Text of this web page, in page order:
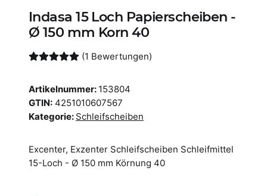
Indasa 15 Loch Papierscheiben -
Ø 150 mm Korn 40
(1 Bewertungen)
Artikelnummer: 153804
GTIN: 4251010607567
Kategorie: Schleifscheiben
Excenter, Exzenter Schleifscheiben Schleifmittel
15-Loch - Ø 150 mm Körnung 40